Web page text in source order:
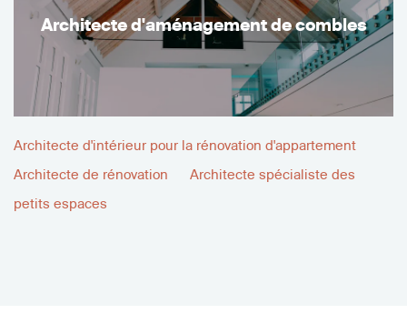
Architecte d'aménagement de combles
Architecte d'intérieur pour la rénovation d'appartement
Architecte de rénovation
Architecte spécialiste des
petits espaces